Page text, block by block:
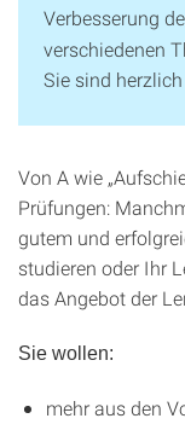
Verbesserung
verschiedenen
Sie sind
Von A wie
Prüfungen:
gutem und
studieren oder Ihr
das Angebot der
Sie wollen:
mehr aus den